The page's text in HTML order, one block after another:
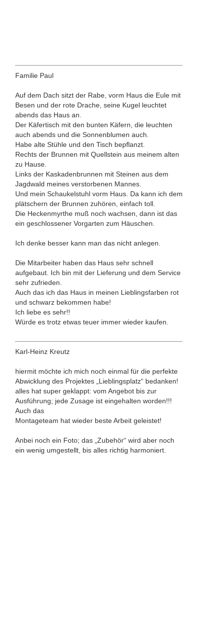
Familie Paul
Auf dem Dach sitzt der Rabe, vorm Haus die Eule mit
Besen und der rote Drache, seine Kugel leuchtet
abends das Haus an.
Der Käfertisch mit den bunten Käfern, die leuchten
auch abends und die Sonnenblumen auch.
Habe alte Stühle und den Tisch bepflanzt.
Rechts der Brunnen mit Quellstein aus meinem alten
zu Hause.
Links der Kaskadenbrunnen mit Steinen aus dem
Jagdwald meines verstorbenen Mannes.
Und mein Schaukelstuhl vorm Haus. Da kann ich dem
plätschern der Brunnen zuhören, einfach toll.
Die Heckenmyrthe muß noch wachsen, dann ist das
ein geschlossener Vorgarten zum Häuschen.
Ich denke besser kann man das nicht anlegen.
Die Mitarbeiter haben das Haus sehr schnell
aufgebaut. Ich bin mit der Lieferung und dem Service
sehr zufrieden.
Auch das ich das Haus in meinen Lieblingsfarben rot
und schwarz bekommen habe!
Ich liebe es sehr!!
Würde es trotz etwas teuer immer wieder kaufen.
Karl-Heinz Kreutz
hiermit möchte ich mich noch einmal für die perfekte
Abwicklung des Projektes „Lieblingsplatz“ bedanken!
alles hat super geklappt: vom Angebot bis zur
Ausführung; jede Zusage ist eingehalten worden!!!
Auch das
Montageteam hat wieder beste Arbeit geleistet!
Anbei noch ein Foto; das „Zubehör“ wird aber noch
ein wenig umgestellt, bis alles richtig harmoniert.